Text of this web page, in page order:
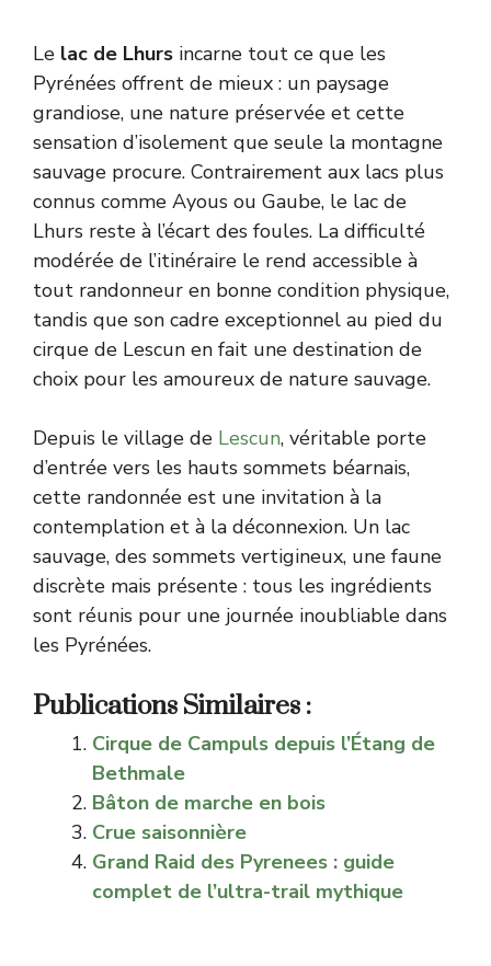
Le lac de Lhurs incarne tout ce que les
Pyrénées offrent de mieux : un paysage
grandiose, une nature préservée et cette
sensation d’isolement que seule la montagne
sauvage procure. Contrairement aux lacs plus
connus comme Ayous ou Gaube, le lac de
Lhurs reste à l’écart des foules. La difficulté
modérée de l’itinéraire le rend accessible à
tout randonneur en bonne condition physique,
tandis que son cadre exceptionnel au pied du
cirque de Lescun en fait une destination de
choix pour les amoureux de nature sauvage.
Depuis le village de Lescun, véritable porte
d’entrée vers les hauts sommets béarnais,
cette randonnée est une invitation à la
contemplation et à la déconnexion. Un lac
sauvage, des sommets vertigineux, une faune
discrète mais présente : tous les ingrédients
sont réunis pour une journée inoubliable dans
les Pyrénées.
Publications Similaires :
Cirque de Campuls depuis l’Étang de
Bethmale
Bâton de marche en bois
Crue saisonnière
Grand Raid des Pyrenees : guide
complet de l’ultra-trail mythique